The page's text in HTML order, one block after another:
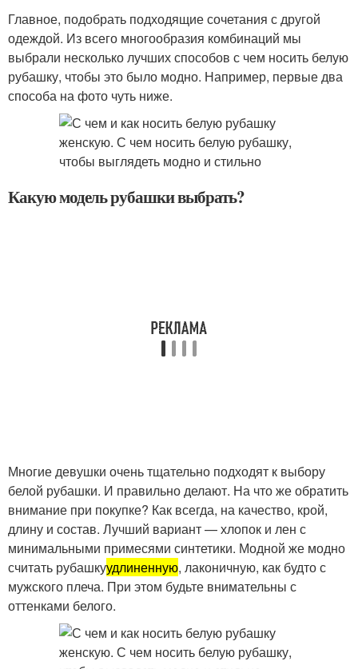
Главное, подобрать подходящие сочетания с другой
одеждой. Из всего многообразия комбинаций мы
выбрали несколько лучших способов с чем носить белую
рубашку, чтобы это было модно. Например, первые два
способа на фото чуть ниже.
Какую модель рубашки выбрать?
Многие девушки очень тщательно подходят к выбору
белой рубашки. И правильно делают. На что же обратить
внимание при покупке? Как всегда, на качество, крой,
длину и состав. Лучший вариант — хлопок и лен с
минимальными примесями синтетики. Модной же модно
считать рубашкуудлиненную, лаконичную, как будто с
мужского плеча. При этом будьте внимательны с
оттенками белого.